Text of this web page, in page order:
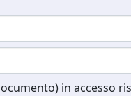
in accesso